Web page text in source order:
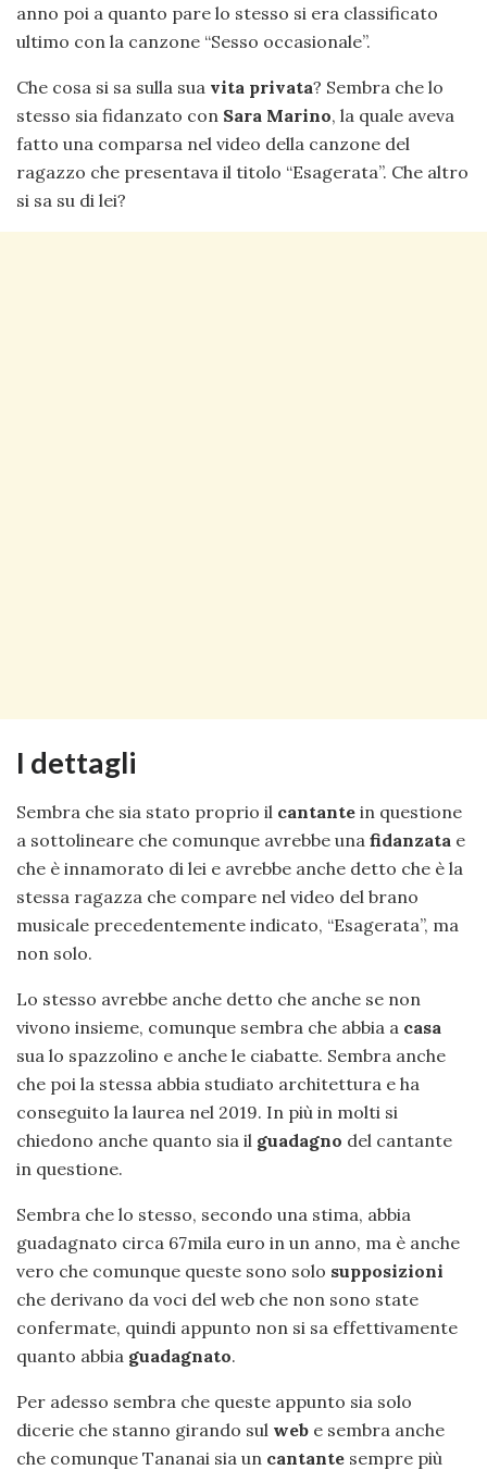
anno poi a quanto pare lo stesso si era classificato
ultimo con la canzone “Sesso occasionale”.
Che cosa si sa sulla sua vita privata? Sembra che lo
stesso sia fidanzato con Sara Marino, la quale aveva
fatto una comparsa nel video della canzone del
ragazzo che presentava il titolo “Esagerata”. Che altro
si sa su di lei?
I dettagli
Sembra che sia stato proprio il cantante in questione
a sottolineare che comunque avrebbe una fidanzata e
che è innamorato di lei e avrebbe anche detto che è la
stessa ragazza che compare nel video del brano
musicale precedentemente indicato, “Esagerata”, ma
non solo.
Lo stesso avrebbe anche detto che anche se non
vivono insieme, comunque sembra che abbia a casa
sua lo spazzolino e anche le ciabatte. Sembra anche
che poi la stessa abbia studiato architettura e ha
conseguito la laurea nel 2019. In più in molti si
chiedono anche quanto sia il guadagno del cantante
in questione.
Sembra che lo stesso, secondo una stima, abbia
guadagnato circa 67mila euro in un anno, ma è anche
vero che comunque queste sono solo supposizioni
che derivano da voci del web che non sono state
confermate, quindi appunto non si sa effettivamente
quanto abbia guadagnato.
Per adesso sembra che queste appunto sia solo
dicerie che stanno girando sul web e sembra anche
che comunque Tananai sia un cantante sempre più